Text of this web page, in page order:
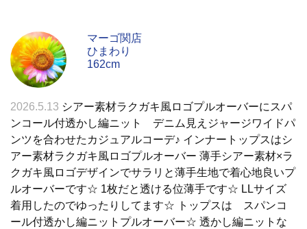
マーゴ関店
ひまわり
162cm
2026.5.13 シアー素材ラクガキ風ロゴプルオーバーにスパ
ンコール付透かし編ニット デニム見えジャージワイドパ
ンツを合わせたカジュアルコーデ♪ インナートップスはシ
アー素材ラクガキ風ロゴプルオーバー 薄手シアー素材×ラ
クガキ風ロゴデザインでサラリと薄手生地で着心地良いプ
ルオーバーです☆ 1枚だと透ける位薄手です☆ LLサイズ
着用したのでゆったりしてます☆ トップスは スパンコ
ール付透かし編ニットプルオーバー☆ 透かし編ニットな